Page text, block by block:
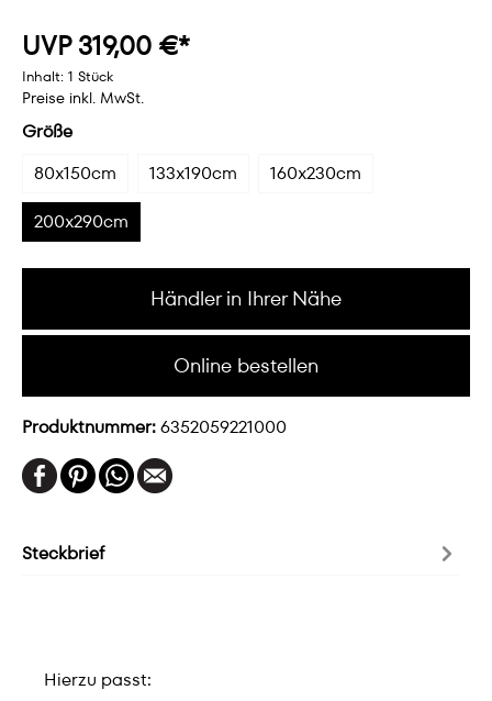
UVP 319,00 €*
Inhalt: 1 Stück
Preise inkl. MwSt.
Größe
80x150cm
133x190cm
160x230cm
200x290cm
Händler in Ihrer Nähe
Online bestellen
Produktnummer:6352059221000
Steckbrief
Hierzu passt: